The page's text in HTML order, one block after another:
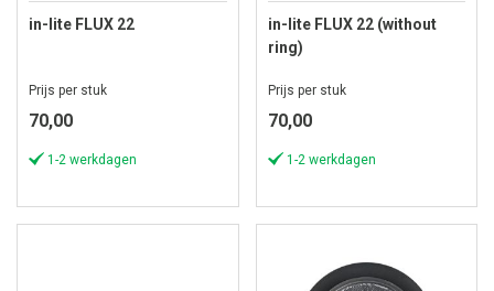
in-lite FLUX 22
Prijs per stuk
70,00
1-2 werkdagen
in-lite FLUX 22 (without
ring)
Prijs per stuk
70,00
1-2 werkdagen